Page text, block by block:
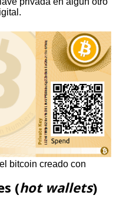
bitcoin creado con
(hot wallets)